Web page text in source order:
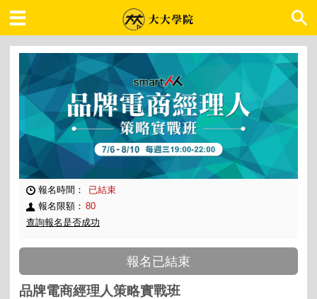
大大學院 職場趨
報名時間：
已結束
報名限額： 80
查詢報名是否成功
報名已結束
品牌電商經理人策略實戰班